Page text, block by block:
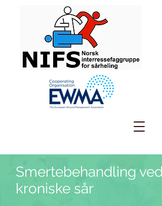
Smertebehandling ved
kroniske sår